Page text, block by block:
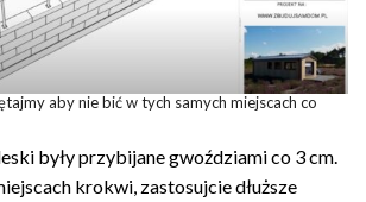
aby nie bić w tych samych miejscach co
były przybijane gwoździami co 3 cm.
krokwi, zastosujcie dłuższe